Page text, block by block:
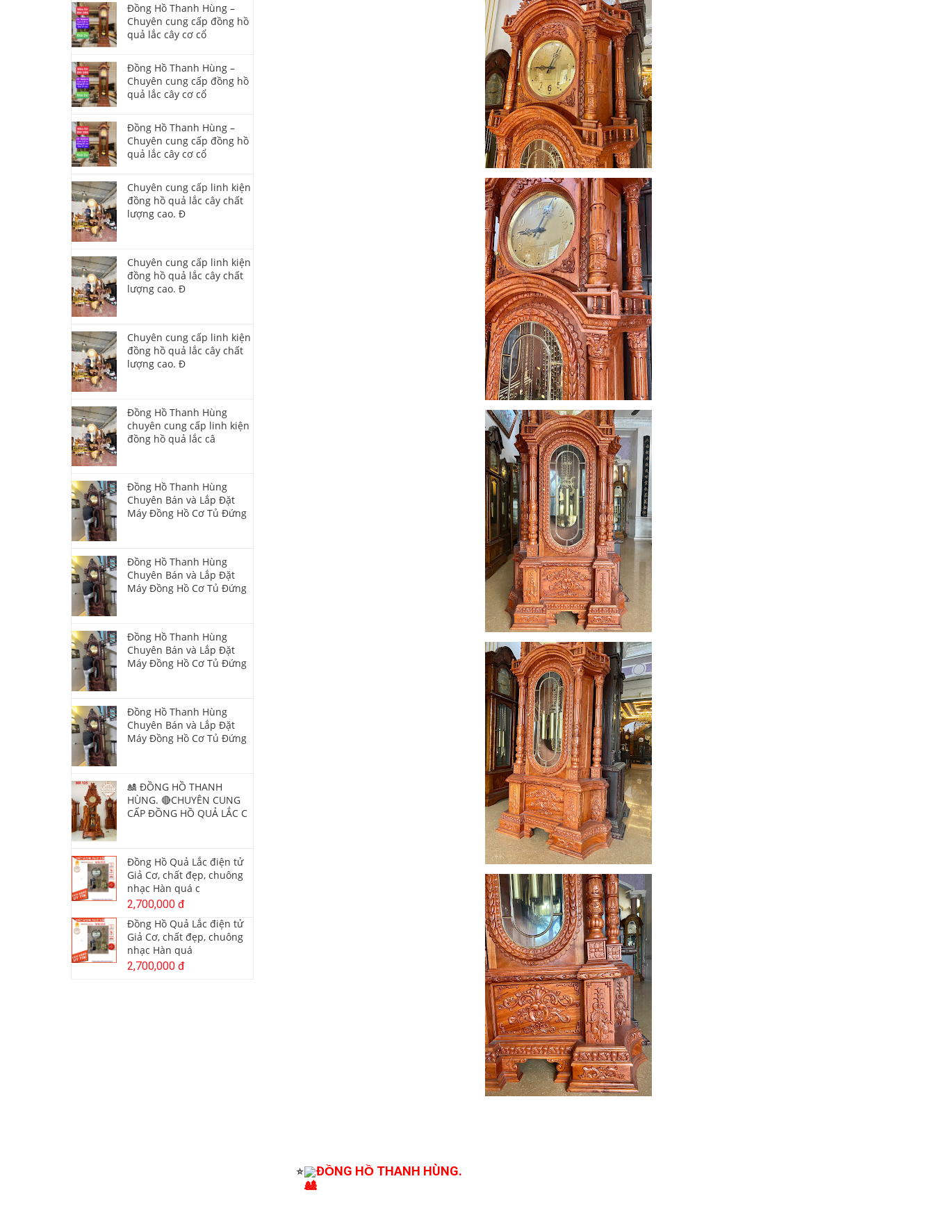
⭐ ĐỒNG HỒ THANH HÙNG.
Đồng Hồ Thanh Hùng –
Chuyên cung cấp đồng hồ
quả lắc cây cơ cổ
Đồng Hồ Thanh Hùng –
Chuyên cung cấp đồng hồ
quả lắc cây cơ cổ
Đồng Hồ Thanh Hùng –
Chuyên cung cấp đồng hồ
quả lắc cây cơ cổ
Chuyên cung cấp linh kiện
đồng hồ quả lắc cây chất
lượng cao. Đ
Chuyên cung cấp linh kiện
đồng hồ quả lắc cây chất
lượng cao. Đ
Chuyên cung cấp linh kiện
đồng hồ quả lắc cây chất
lượng cao. Đ
Đồng Hồ Thanh Hùng
chuyên cung cấp linh kiện
đồng hồ quả lắc câ
Đồng Hồ Thanh Hùng
Chuyên Bán và Lắp Đặt
Máy Đồng Hồ Cơ Tủ Đứng
Đồng Hồ Thanh Hùng
Chuyên Bán và Lắp Đặt
Máy Đồng Hồ Cơ Tủ Đứng
Đồng Hồ Thanh Hùng
Chuyên Bán và Lắp Đặt
Máy Đồng Hồ Cơ Tủ Đứng
Đồng Hồ Thanh Hùng
Chuyên Bán và Lắp Đặt
Máy Đồng Hồ Cơ Tủ Đứng
🎎 ĐỒNG HỒ THANH
HÙNG. 🔴CHUYÊN CUNG
CẤP ĐỒNG HỒ QUẢ LẮC C
Đồng Hồ Quả Lắc điện tử
Giả Cơ, chất đẹp, chuông
nhạc Hàn quá c
2,700,000 đ
Đồng Hồ Quả Lắc điện tử
Giả Cơ, chất đẹp, chuông
nhạc Hàn quá
2,700,000 đ